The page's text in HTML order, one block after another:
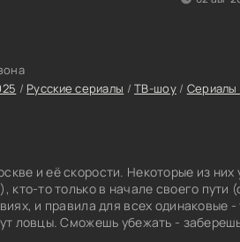
/ Русские сериалы /ТВ-шоу/ Сериалы
и её скорости. Некоторые из них
кто-то только в начале своего пути
и правила для всех одинаковые -
ловцы. Сможешь убежать -